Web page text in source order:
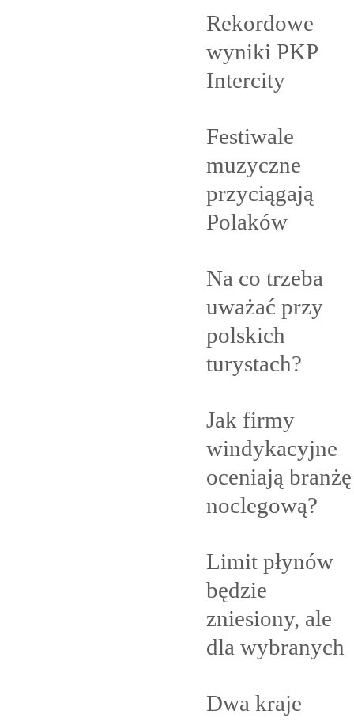
Rekordowe
wyniki PKP
Intercity
Festiwale
muzyczne
przyciągają
Polaków
Na co trzeba
uważać przy
polskich
turystach?
Jak firmy
windykacyjne
oceniają branżę
noclegową?
Limit płynów
będzie
zniesiony, ale
dla wybranych
Dwa kraje